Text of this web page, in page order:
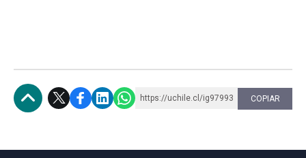
https://uchile.cl/ig97993 COPIAR